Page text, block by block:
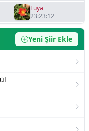
Tüya
23:23:12
Yeni Şiir Ekle